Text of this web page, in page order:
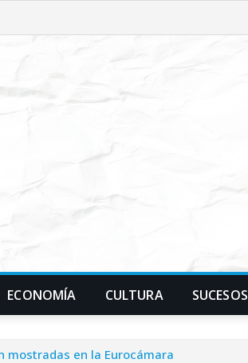
ECONOMÍA CULTURA SUCESOS
en la Eurocámara